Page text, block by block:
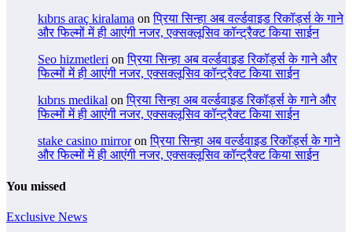
kıbrıs araç kiralama onप्रिया सिन्हा अब वर्ल्डवाइड रिकॉर्ड्स के गाने
और फिल्मों में ही आएंगी नजर, एक्सक्लूसिव कॉन्ट्रैक्ट किया साईन
Seo hizmetleri onप्रिया सिन्हा अब वर्ल्डवाइड रिकॉर्ड्स के गाने और
फिल्मों में ही आएंगी नजर, एक्सक्लूसिव कॉन्ट्रैक्ट किया साईन
kıbrıs medikal onप्रिया सिन्हा अब वर्ल्डवाइड रिकॉर्ड्स के गाने और
फिल्मों में ही आएंगी नजर, एक्सक्लूसिव कॉन्ट्रैक्ट किया साईन
stake casino mirroronप्रिया सिन्हा अब वर्ल्डवाइड रिकॉर्ड्स के गाने
और फिल्मों में ही आएंगी नजर, एक्सक्लूसिव कॉन्ट्रैक्ट किया साईन
You missed
Exclusive News